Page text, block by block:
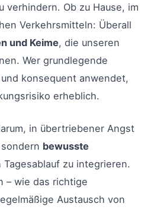
verhindern. Ob zu Hause, im
Verkehrsmitteln: Überall
und Keime, die unseren
Wer grundlegende
konsequent anwendet,
erheblich.
in übertriebener Angst
bewusste
Tagesablauf zu integrieren.
– wie das richtige
Austausch von